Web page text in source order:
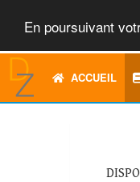
En poursuivant
ACCUEIL